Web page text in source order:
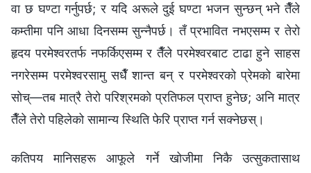
वा छ घण्टा गर्नुपर्छ; र यदि अरूले दुई घण्टा भजन सुन्छन् भने तैँले
कम्तीमा पनि आधा दिनसम्म सुन्नैपर्छ। तँ प्रभावित नभएसम्म र तेरो
हृदय परमेश्‍वरतर्फ नफर्किएसम्म र तैँले परमेश्‍वरबाट टाढा हुने साहस
नगरेसम्म परमेश्‍वरसामु सधैँ शान्त बन् र परमेश्‍वरको प्रेमको बारेमा
सोच्—तब मात्रै तेरो परिश्रमको प्रतिफल प्राप्त हुनेछ; अनि मात्र
तैँले तेरो पहिलेको सामान्य स्थिति फेरि प्राप्त गर्न सक्‍नेछस्।
कतिपय मानिसहरू आफूले गर्ने खोजीमा निकै उत्सुकतासाथ